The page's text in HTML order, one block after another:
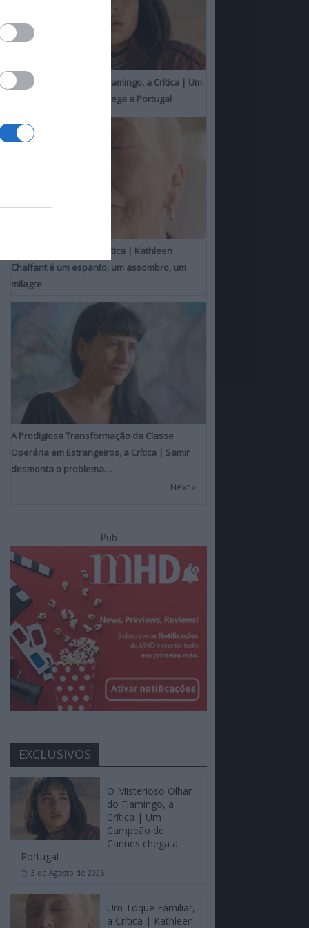
O Misterioso Olhar do Flamingo, a Crítica | Um
Campeão de Cannes chega a Portugal
Um Toque Familiar, a Crítica | Kathleen
Chalfant é um espanto, um assombro, um
milagre
A Prodigiosa Transformação da Classe
Operária em Estrangeiros, a Crítica | Samir
desmonta o problema…
Next »
Pub
EXCLUSIVOS
O Misterioso Olhar
do Flamingo, a
Crítica | Um
Campeão de
Cannes chega a
Portugal
3 de Agosto de 2026
Um Toque Familiar,
a Crítica | Kathleen